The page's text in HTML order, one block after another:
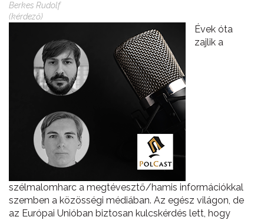
Berkes Rudolf
(kérdező)
Évek óta
zajlik a
szélmalomharc a megtévesztő/hamis információkkal
szemben a közösségi médiában. Az egész világon, de
az Európai Unióban biztosan kulcskérdés lett, hogy